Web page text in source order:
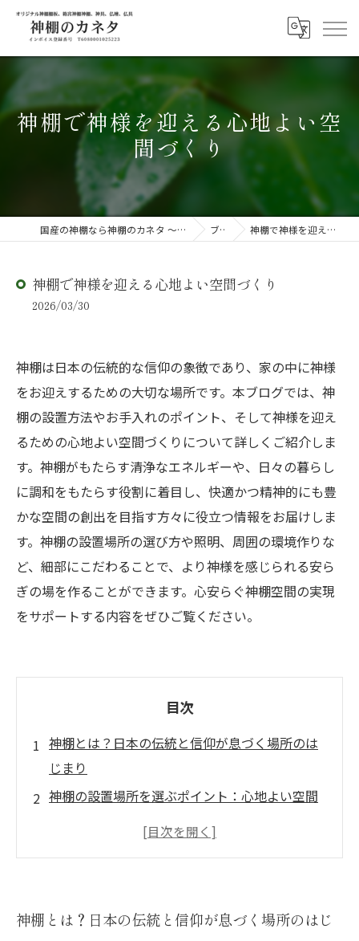
神棚で神様を迎える心地よい空
間づくり
国産の神棚なら神棚のカネタ ～日々のしあわせを感じる物を～ ブログ 神棚で神様を迎える心地よい空間づくり
神棚で神様を迎える心地よい空間づくり
2026/03/30
神棚は日本の伝統的な信仰の象徴であり、家の中に神様
をお迎えするための大切な場所です。本ブログでは、神
棚の設置方法やお手入れのポイント、そして神様を迎え
るための心地よい空間づくりについて詳しくご紹介しま
す。神棚がもたらす清浄なエネルギーや、日々の暮らし
に調和をもたらす役割に着目し、快適かつ精神的にも豊
かな空間の創出を目指す方々に役立つ情報をお届けしま
す。神棚の設置場所の選び方や照明、周囲の環境作りな
ど、細部にこだわることで、より神様を感じられる安ら
ぎの場を作ることができます。心安らぐ神棚空間の実現
をサポートする内容をぜひご覧ください。
目次
神棚とは？日本の伝統と信仰が息づく場所のは
じまり
神棚の設置場所を選ぶポイント：心地よい空間
神棚がもたらす精神的な豊かさと暮らしへの調
神棚とは？日本の伝統と信仰が息づく場所のはじ